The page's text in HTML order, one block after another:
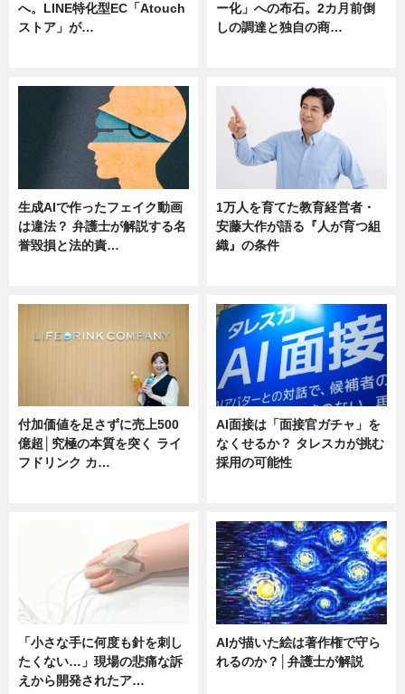
へ。LINE特化型EC「Atouch
ストア」が…
ー化」への布石。2カ月前倒
しの調達と独自の商…
生成AIで作ったフェイク動画
は違法？ 弁護士が解説する名
誉毀損と法的責…
1万人を育てた教育経営者・
安藤大作が語る『人が育つ組
織』の条件
付加価値を足さずに売上500
億超│究極の本質を突く ライ
フドリンク カ…
AI面接は「面接官ガチャ」を
なくせるか？ タレスカが挑む
採用の可能性
「小さな手に何度も針を刺し
たくない…」現場の悲痛な訴
えから開発されたア…
AIが描いた絵は著作権で守ら
れるのか？│弁護士が解説